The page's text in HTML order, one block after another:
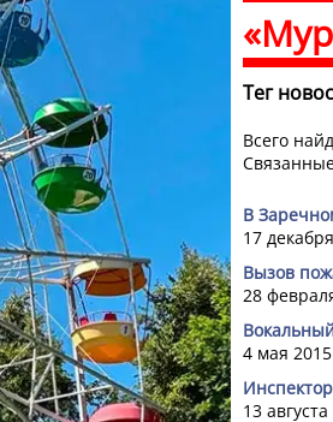
Тег
Всего
В
17
Вызов
28
4 мая
13